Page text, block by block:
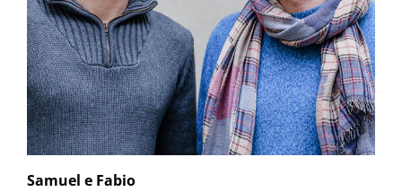
Samuel e Fabio